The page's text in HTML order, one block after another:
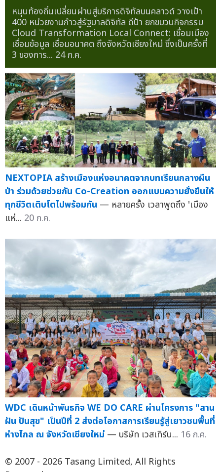
หนุนท้องถิ่นเปลี่ยนผ่านสู่บริการดิจิทัลบนคลาวด์ วางเป้า
400 หน่วยงานก้าวสู่รัฐบาลดิจิทัล ดีป้า ยกขบวนกิจกรรม
Cloud Transformation Local Connect: เชื่อมเมือง
เชื่อมข้อมูล เชื่อมอนาคต ถึงจังหวัดเชียงใหม่ ซึ่งเป็นครั้งที่
3 ของการ... 24 ก.ค.
NEXTOPIA สร้างเมืองแห่งอนาคตจากบทเรียนกลางผืน
ป่า ร่วมด้วยช่วยกัน Co-Creation ออกแบบความยั่งยืนให้
ทุกชีวิตเติบโตไปพร้อมกัน — หลายครั้ง เวลาพูดถึง 'เมือง
แห่... 20 ก.ค.
WDC เดินหน้าพันธกิจ WE DO CARE ผ่านโครงการ "สาน
ฝัน ปันสุข" เป็นปีที่ 2 ส่งต่อโอกาสการเรียนรู้สู่เยาวชนพื้นที่
ห่างไกล ณ จังหวัดเชียงใหม่ — บริษัท เวสเทิร์น... 16 ก.ค.
© 2007 - 2026 Tasang Limited, All Rights